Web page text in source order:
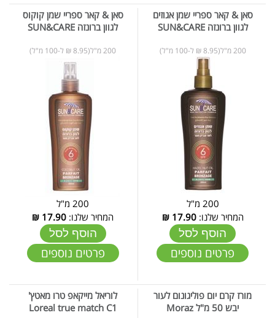
סאן & קאר ספריי שמן אגוזים
לגוון ברונזה SUN&CARE
200 מ"ל(8.95 ₪ ל-100 מ"ל)
200 מ"ל
המחיר שלנו:17.90
₪
הוסף לסל
פרטים נוספים
סאן & קאר ספריי שמן קוקוס
לגוון ברונזה SUN&CARE
200 מ"ל(8.95 ₪ ל-100 מ"ל)
200 מ"ל
המחיר שלנו: 17.90
₪
הוסף לסל
פרטים נוספים
מורז קרם יום פוליגונום לעור
יבש 50 מ"ל Moraz
לוריאל מייקאפ טרו מאטץ'
Loreal true match C1